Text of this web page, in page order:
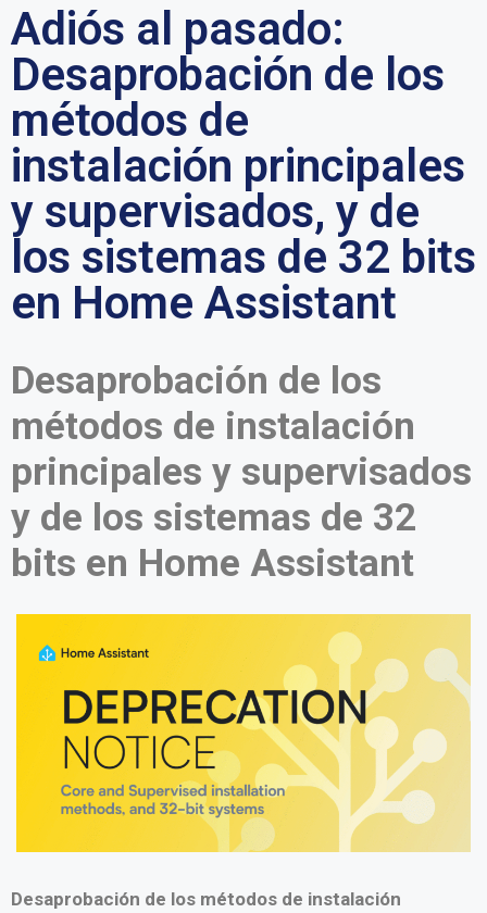
Adiós al pasado:
Desaprobación de los
métodos de
instalación principales
y supervisados, y de
los sistemas de 32 bits
en Home Assistant
Desaprobación de los
métodos de instalación
principales y supervisados
y de los sistemas de 32
bits en Home Assistant
Desaprobación de los métodos de instalación